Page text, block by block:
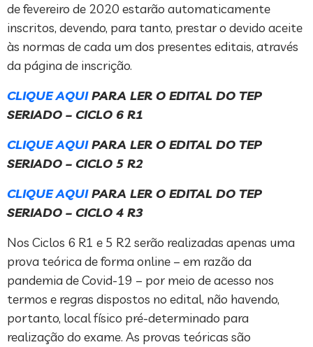
de fevereiro de 2020 estarão automaticamente
inscritos, devendo, para tanto, prestar o devido aceite
às normas de cada um dos presentes editais, através
da página de inscrição.
CLIQUE AQUIPARA LER O EDITAL DO TEP
SERIADO – CICLO 6 R1
CLIQUE AQUIPARA LER O EDITAL DO TEP
SERIADO – CICLO 5 R2
CLIQUE AQUIPARA LER O EDITAL DO TEP
SERIADO – CICLO 4 R3
Nos Ciclos 6 R1 e 5 R2 serão realizadas apenas uma
prova teórica de forma online – em razão da
pandemia de Covid-19 – por meio de acesso nos
termos e regras dispostos no edital, não havendo,
portanto, local físico pré-determinado para
realização do exame. As provas teóricas são